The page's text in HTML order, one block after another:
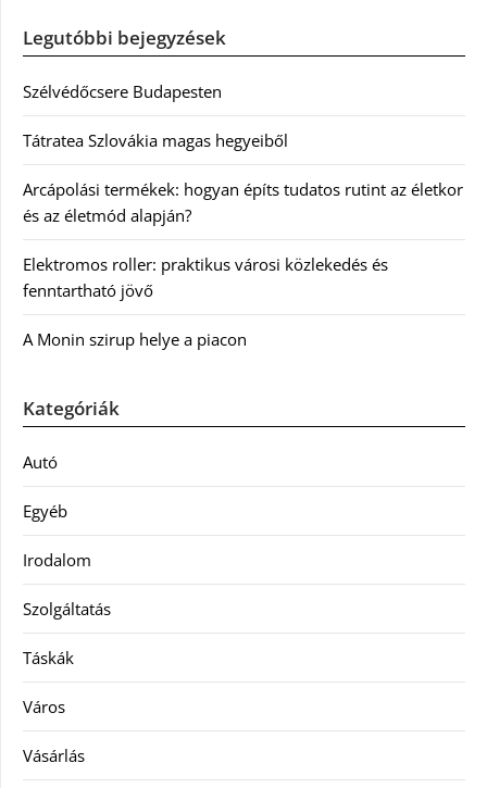
Legutóbbi bejegyzések
Szélvédőcsere Budapesten
Tátratea Szlovákia magas hegyeiből
Arcápolási termékek: hogyan építs tudatos rutint az életkor
és az életmód alapján?
Elektromos roller: praktikus városi közlekedés és
fenntartható jövő
A Monin szirup helye a piacon
Kategóriák
Autó
Egyéb
Irodalom
Szolgáltatás
Táskák
Város
Vásárlás